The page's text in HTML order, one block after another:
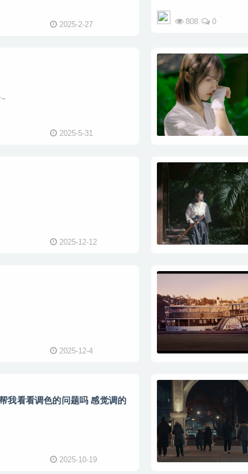
2025-2-27 808 0
2025-5-31
2025-12-12
2025-12-4
我看看调色的问题吗 感觉调的
2025-10-19